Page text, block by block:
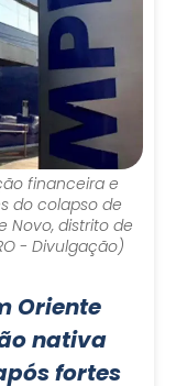
financeira e
do colapso de
Novo, distrito de
- Divulgação)
Oriente
nativa
fortes